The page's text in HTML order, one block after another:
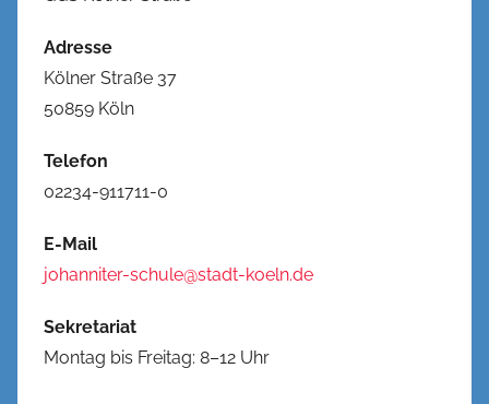
Adresse
Kölner Straße 37
50859 Köln
Telefon
02234-911711-0
E-Mail
johanniter-schule@stadt-koeln.de
Sekretariat
Montag bis Freitag: 8–12 Uhr